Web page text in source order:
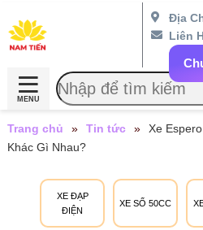
Địa
Liên
MENU
XE ĐẠP
ĐIỆN
XE SỐ 50CC
Trang chủ » Tin tức »
Xe
Khác Gì Nhau?